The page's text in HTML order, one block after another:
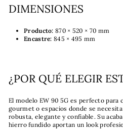
DIMENSIONES
Producto: 870 × 520 × 70 mm
Encastre: 845 × 495 mm
¿POR QUÉ ELEGIR
El modelo EW 90 5G es perfecto para
gourmet o espacios donde se
robusta, elegante y confiable. Su
hierro fundido aportan un look